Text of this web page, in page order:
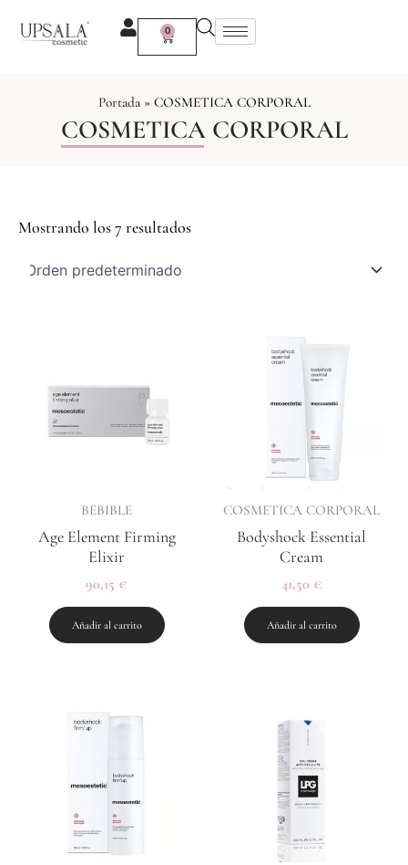
contenido
0
Carrito
Portada» COSMETICA CORPORAL
COSMETICA CORPORAL
Mostrando los 7 resultados
BEBIBLE
Age Element Firming
Elixir
90,15 €
Añadir al carrito
COSMETICA CORPORAL
Bodyshock Essential
Cream
41,50 €
Añadir al carrito